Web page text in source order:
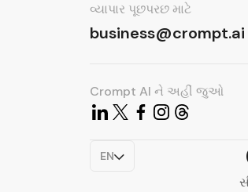
વ્યાપાર પૂછપરછ માટે
business@crompt.ai
Crompt AI ને અહીં જુઓ
EN